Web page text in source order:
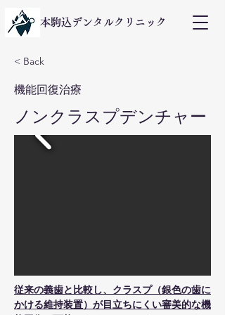
本駒込デンタルクリニック
< Back
機能回復治療
ノンクラスプデンチャー
従来の義歯と比較し、クラスプ（銀色の歯に
かける維持装置）が目立ちにくい審美的な機